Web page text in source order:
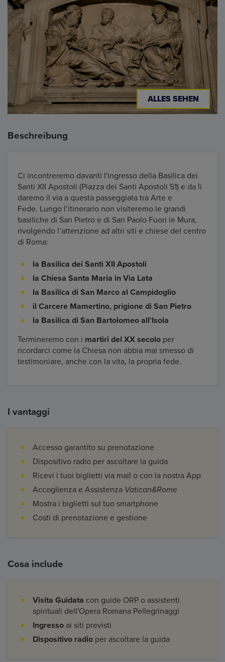
ALLES SEHEN
Beschreibung
Ci incontreremo davanti l'ingresso della Basilica dei
Santi XII Apostoli (Piazza dei Santi Apostoli 51) e da lì
daremo il via a questa passeggiata tra Arte e
Fede. Lungo l’itinerario non visiteremo le grandi
basiliche di San Pietro e di San Paolo Fuori le Mura,
rivolgendo l’attenzione ad altri siti e chiese del centro
di Roma:
la Basilica dei Santi XII Apostoli
la Chiesa Santa Maria in Via Lata
la Basilica di San Marco al Campidoglio
il Carcere Mamertino, prigione di San Pietro
la Basilica di San Bartolomeo all’Isola
Termineremo con i martiri del XX secolo per
ricordarci come la Chiesa non abbia mai smesso di
testimoniare, anche con la vita, la propria fede.
I vantaggi
Accesso garantito su prenotazione
Dispositivo radio per ascoltare la guida
Ricevi i tuoi biglietti via mail o con la nostra App
Accoglienza e Assistenza Vatican&Rome
Mostra i biglietti sul tuo smartphone
Costi di prenotazione e gestione
Cosa include
Visita Guidata con guide ORP o assistenti
spirituali dell'Opera Romana Pellegrinaggi
Ingresso ai siti previsti
Dispositivo radio per ascoltare la guida